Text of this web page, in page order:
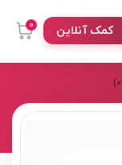
0 کمک آنلاین